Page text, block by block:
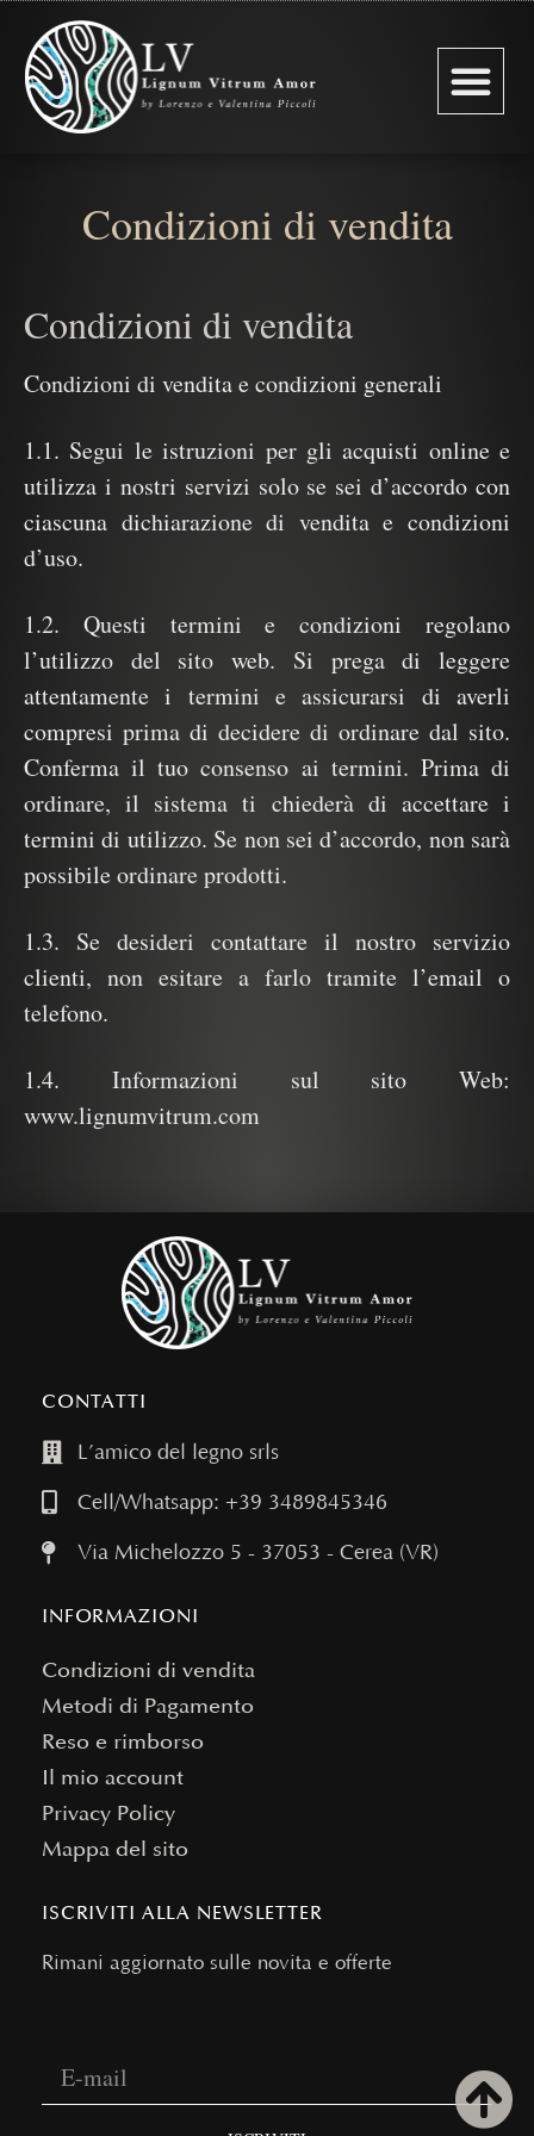
Condizioni di vendita
Condizioni di vendita
Condizioni di vendita e condizioni generali
1.1. Segui le istruzioni per gli acquisti online e
utilizza i nostri servizi solo se sei d’accordo con
ciascuna dichiarazione di vendita e condizioni
d’uso.
1.2. Questi termini e condizioni regolano
l’utilizzo del sito web. Si prega di leggere
attentamente i termini e assicurarsi di averli
compresi prima di decidere di ordinare dal sito.
Conferma il tuo consenso ai termini. Prima di
ordinare, il sistema ti chiederà di accettare i
termini di utilizzo. Se non sei d’accordo, non sarà
possibile ordinare prodotti.
1.3. Se desideri contattare il nostro servizio
clienti, non esitare a farlo tramite l’email o
telefono.
1.4. Informazioni sul sito Web:
www.lignumvitrum.com
CONTATTI
L’amico del legno srls
Cell/Whatsapp: +39 3489845346
Via Michelozzo 5 - 37053 - Cerea (VR)
INFORMAZIONI
Condizioni di vendita
Metodi di Pagamento
Reso e rimborso
Il mio account
Privacy Policy
Mappa del sito
ISCRIVITI ALLA NEWSLETTER
Rimani aggiornato sulle novità e offerte